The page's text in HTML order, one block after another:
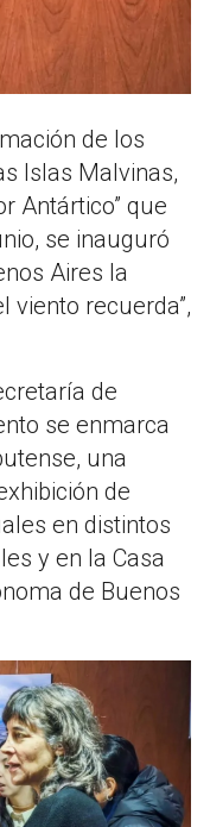
de los
Islas Malvinas,
Antártico” que
se inauguró
Aires la
viento recuerda”,
de
se enmarca
una
de
en distintos
y en la Casa
de Buenos